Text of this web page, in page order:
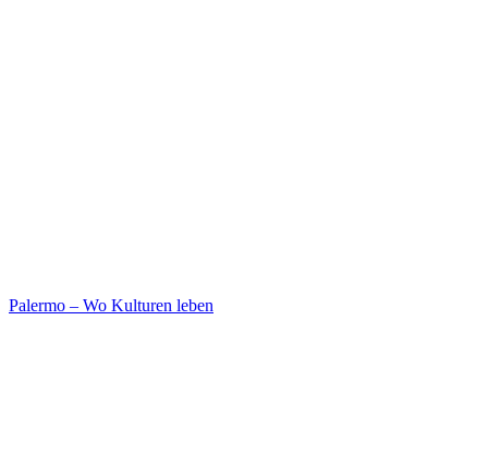
Palermo – Wo Kulturen leben